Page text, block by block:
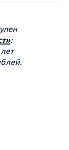
: